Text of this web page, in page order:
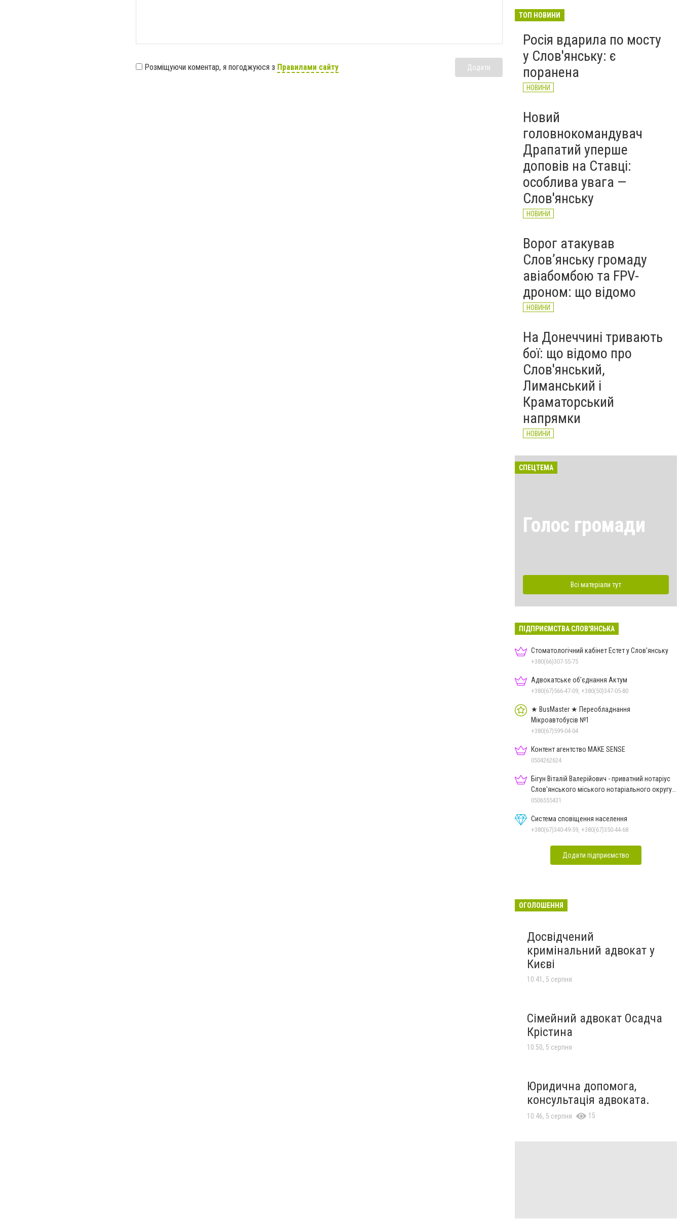
Розміщуючи коментар, я погоджуюся з Правилами сайту Додати
великої війни: 6 серпня
ТОП НОВИНИ
Росія вдарила по мосту
у Слов'янську: є
поранена
НОВИНИ
Новий
головнокомандувач
Драпатий уперше
доповів на Ставці:
особлива увага —
Слов'янську
НОВИНИ
Ворог атакував
Слов’янську громаду
авіабомбою та FPV-
дроном: що відомо
НОВИНИ
На Донеччині тривають
бої: що відомо про
Слов'янський,
Лиманський і
Краматорський
напрямки
НОВИНИ
СПЕЦТЕМА
Голос громади
Всі матеріали тут
ПІДПРИЄМСТВА СЛОВ'ЯНСЬКА
Стоматологічний кабінет Естет у Слов'янську
+380(66)307-55-75
Адвокатське об'єднання Актум
+380(67)566-47-09, +380(50)347-05-80
★ BusMaster ★ Переобладнання
Мікроавтобусів №1
+380(67)599-04-04
Контент агентство MAKE SENSE
0504262624
Бігун Віталій Валерійович - приватний нотаріус
Слов'янського міського нотаріального округу
Дон.обл.
0506555431
Система сповіщення населення
+380(67)340-49-59, +380(67)350-44-68
Додати підприємство
ОГОЛОШЕННЯ
Досвідчений
кримінальний адвокат у
Києві
10:41, 5 серпня
Сімейний адвокат Осадча
Крістина
10:50, 5 серпня
Юридична допомога,
консультація адвоката.
10:46, 5 серпня 15